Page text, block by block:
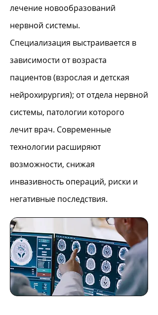
лечение новообразований
нервной системы.
Специализация выстраивается в
зависимости от возраста
пациентов (взрослая и детская
нейрохирургия); от отдела нервной
системы, патологии которого
лечит врач. Современные
технологии расширяют
возможности, снижая
инвазивность операций, риски и
негативные последствия.